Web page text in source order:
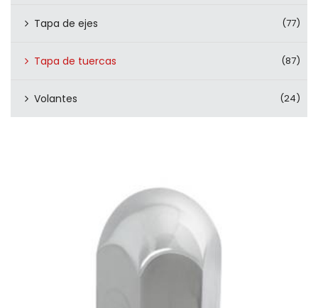
Tapa de ejes (77)
Tapa de tuercas (87)
Volantes (24)